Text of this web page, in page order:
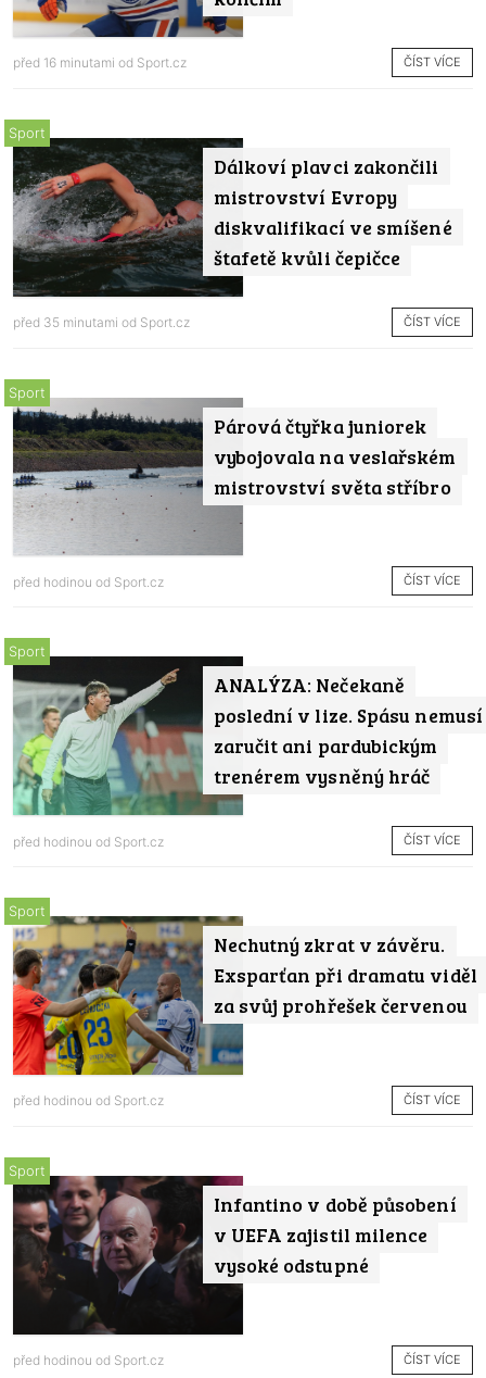
před 16 minutami od Sport.cz ČÍST VÍCE
Dálkoví plavci zakončili
mistrovství Evropy
diskvalifikací ve smíšené
štafetě kvůli čepičce
Sport
před 35 minutami od Sport.cz ČÍST VÍCE
Párová čtyřka juniorek
vybojovala na veslařském
mistrovství světa stříbro
Sport
před hodinou od Sport.cz ČÍST VÍCE
ANALÝZA: Nečekaně
poslední v lize. Spásu nemusí
zaručit ani pardubickým
trenérem vysněný hráč
Sport
před hodinou od Sport.cz ČÍST VÍCE
Nechutný zkrat v závěru.
Exsparťan při dramatu viděl
za svůj prohřešek červenou
Sport
před hodinou od Sport.cz ČÍST VÍCE
Infantino v době působení
v UEFA zajistil milence
vysoké odstupné
Sport
před hodinou od Sport.cz ČÍST VÍCE